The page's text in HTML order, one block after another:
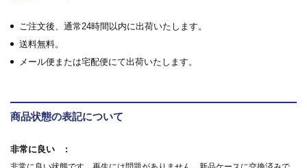
ご注文後、通常24時間以内に出荷いたします。
送料無料。
メール便または宅配便にて出荷いたします。
商品状態の表記について
非常に良い